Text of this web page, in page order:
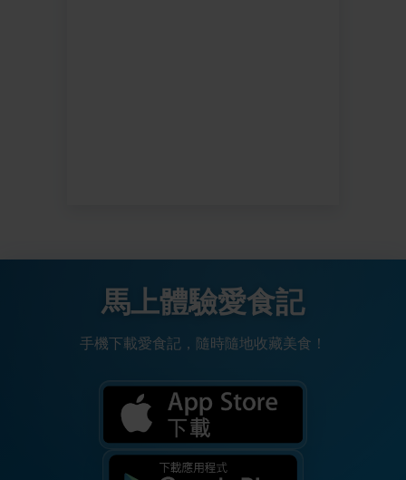
馬上體驗愛食記
手機下載愛食記，隨時隨地收藏美食！